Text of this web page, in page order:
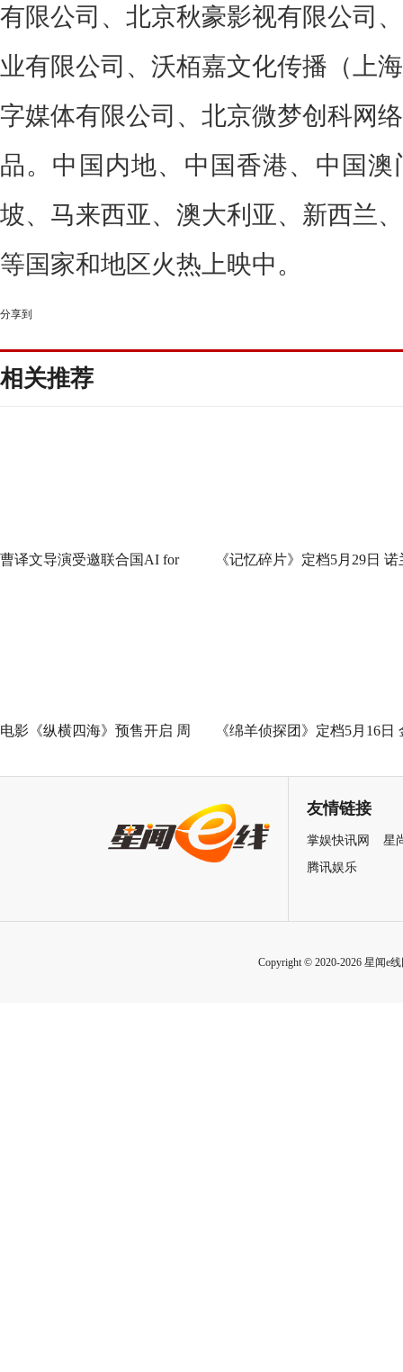
有限公司、北京秋豪影视有限公司
业有限公司、沃栢嘉文化传播（上
字媒体有限公司、北京微梦创科网
品。中国内地、中国香港、中国
坡、马来西亚、澳大利亚、新西兰
等国家和地区火热上映中。
分享到
相关推荐
曹译文导演受邀联合国AI for 《记忆碎片》定档5月29日 诺
电影《纵横四海》预售开启 周 《绵羊侦探团》定档5月16日
友情链接
掌娱快讯网
星
腾讯娱乐
Copyright © 2020-2026 星闻e